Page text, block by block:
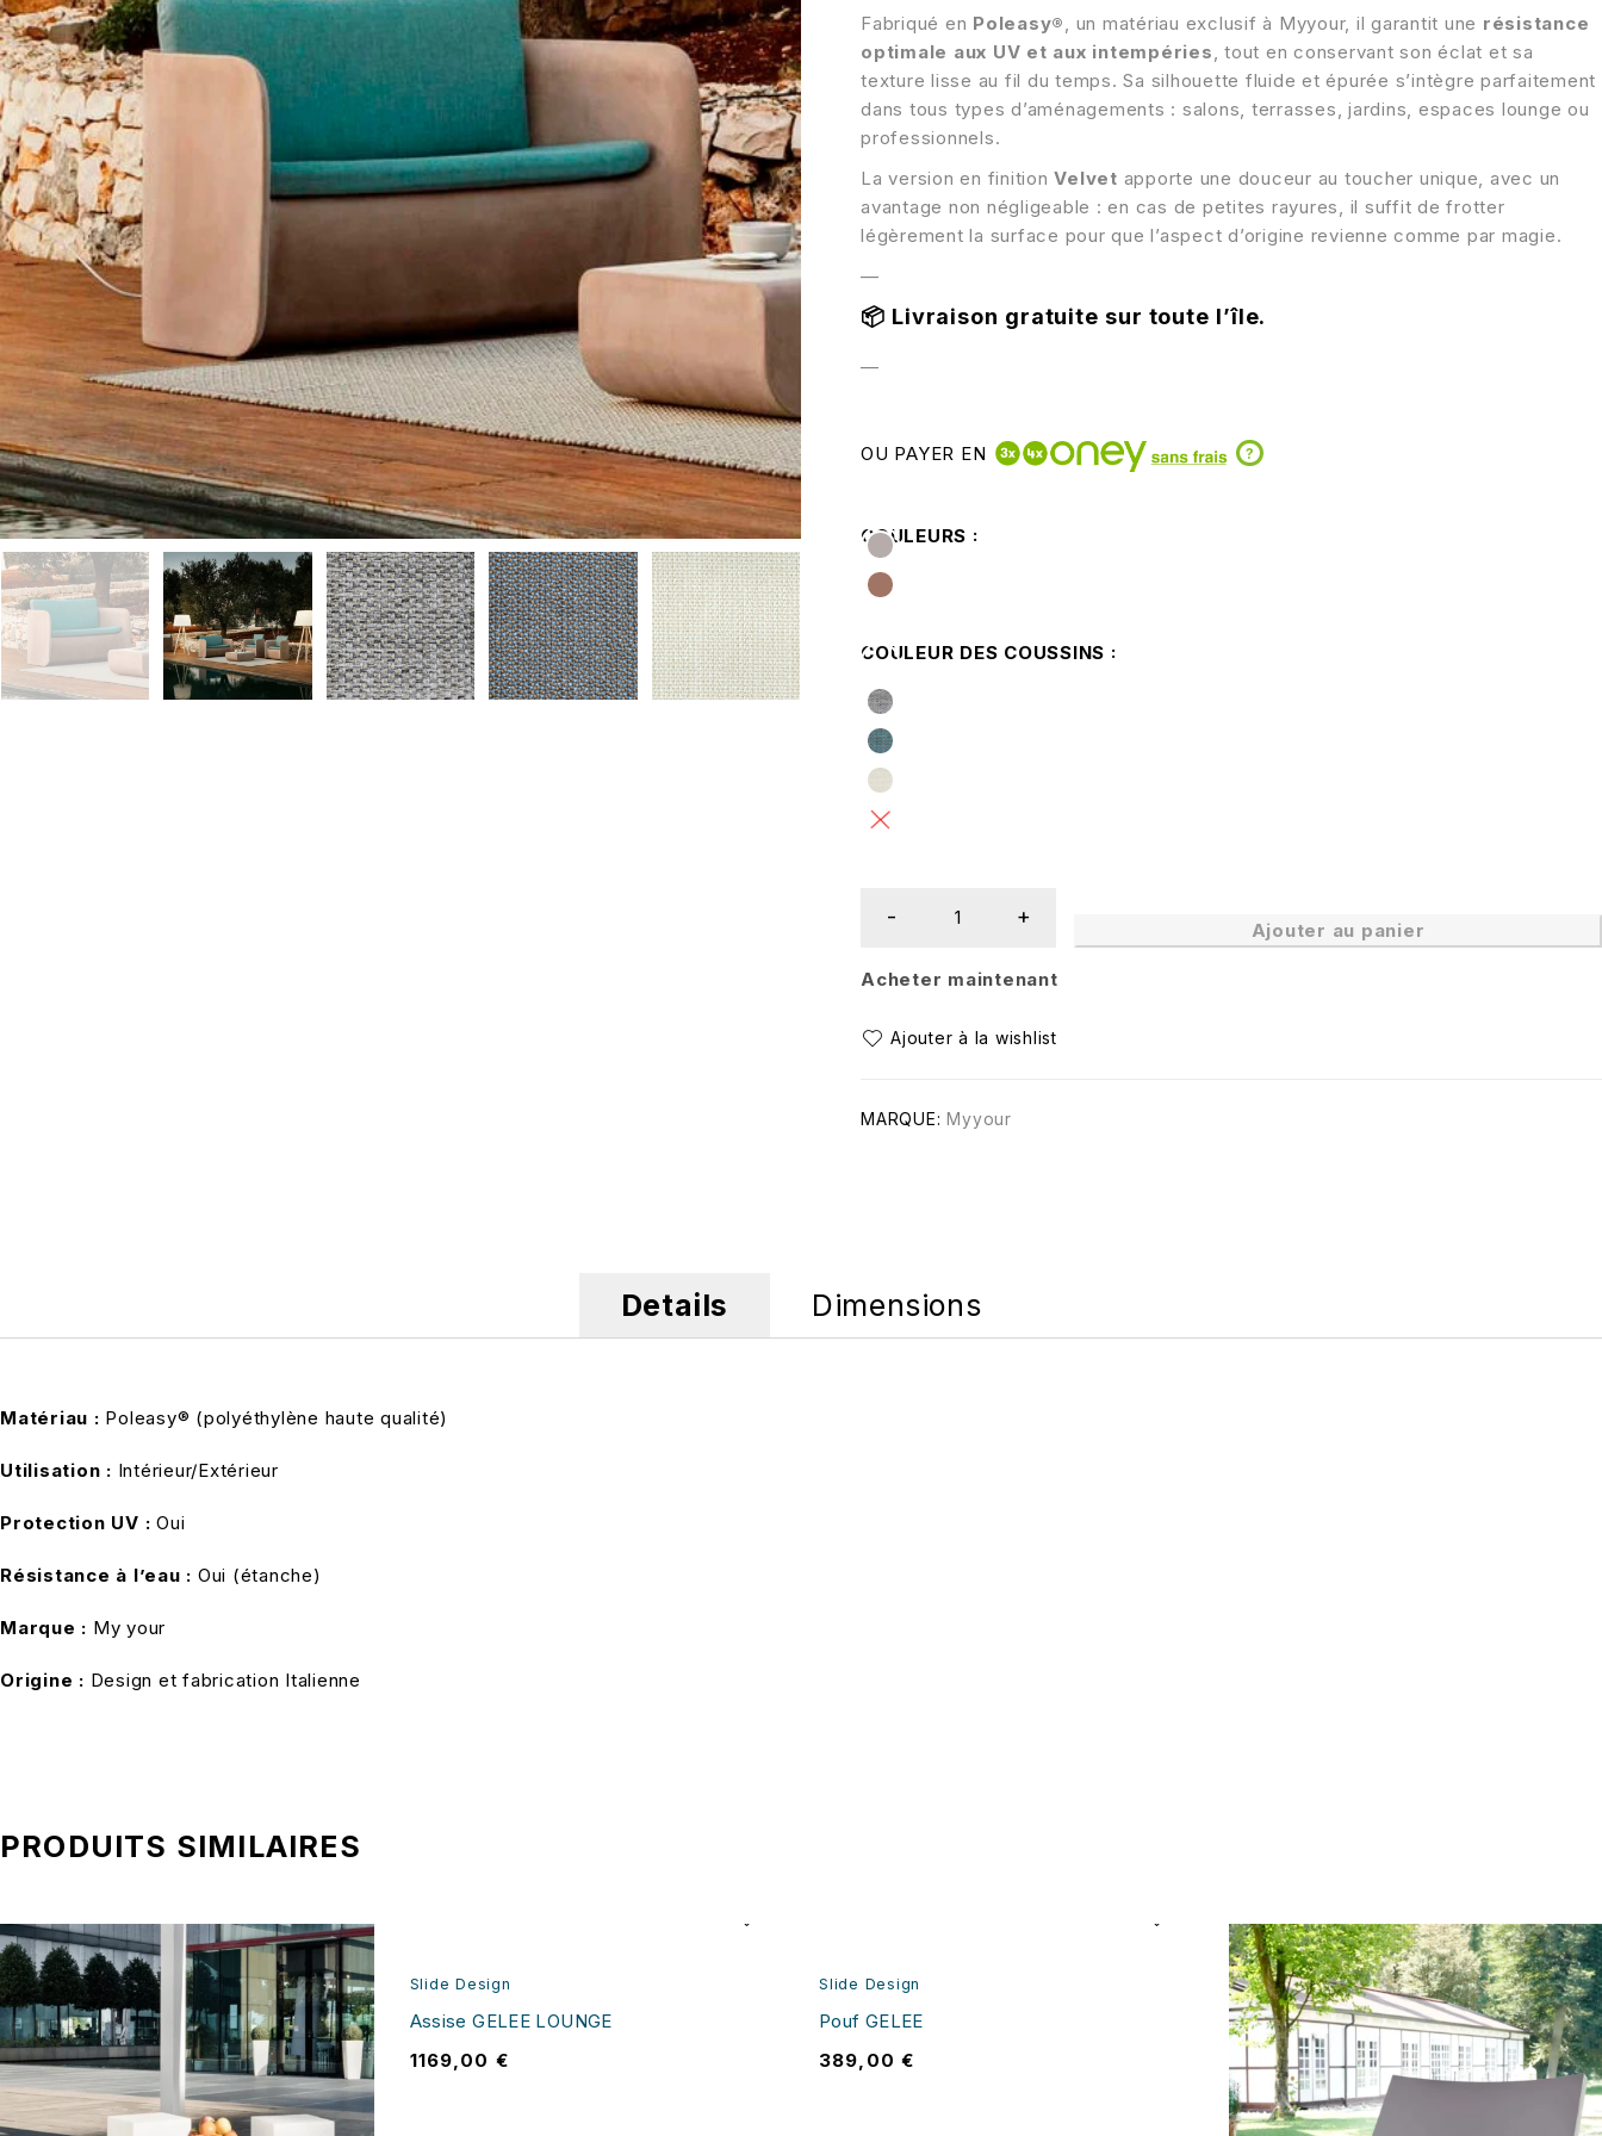
Fabriqué en Poleasy® , un matériau exclusif à Myyour, il garantit une résistance
optimale aux UV et aux intempéries , tout en conservant son éclat et sa
texture lisse au fil du temps. Sa silhouette fluide et épurée s’intègre parfaitement
dans tous types d’aménagements : salons, terrasses, jardins, espaces lounge ou
professionnels.
La version en finitionVelvet apporte une douceur au toucher unique, avec un
avantage non négligeable : en cas de petites rayures, il suffit de frotter
légèrement la surface pour que l’aspect d’origine revienne comme par magie.
—
📦 Livraison gratuite sur toute l’île.
—
OU PAYER EN ?
COULEURS
COULEUR DES COUSSINS
Ajouter au panier
Acheter maintenant
MARQUE: Myyour
Details Dimensions
Matériau : Poleasy® (polyéthylène haute qualité)
Utilisation : Intérieur/Extérieur
Protection UV : Oui
Résistance à l’eau : Oui (étanche)
Marque : My your
Origine : Design et fabrication Italienne
PRODUITS SIMILAIRES
Slide Design
Assise GELEE LOUNGE
1169,00 €
Slide Design
Pouf GELEE
389,00 €